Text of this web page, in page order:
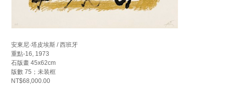
安東尼·塔皮埃斯 / 西班牙
重點-16, 1973
石版畫 45x62cm
版數 75；未装框
NT$68,000.00